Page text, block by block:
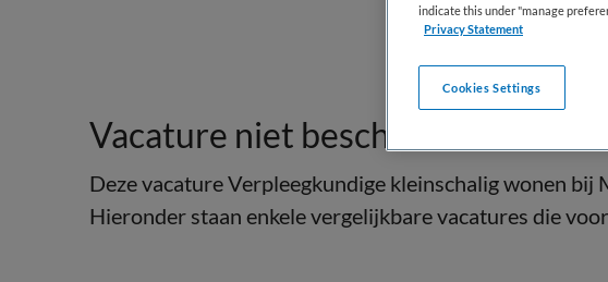
Vacature niet beschikbaar
Deze vacature Verpleegkundige kleinschalig wonen bij
Hieronder staan enkele vergelijkbare vacatures die
indicate this under "manage
Privacy Statement
Cookies Settings